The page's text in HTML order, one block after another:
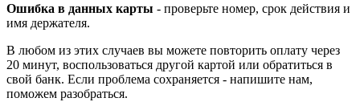
Ошибка в данных карты - проверьте номер, срок действия и
имя держателя.
В любом из этих случаев вы можете повторить оплату через
20 минут, воспользоваться другой картой или обратиться в
свой банк. Если проблема сохраняется - напишите нам,
поможем разобраться.